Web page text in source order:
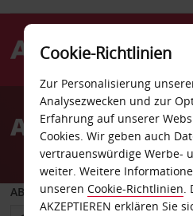
Avis
ABHOLEN VON
Cookie-Richtlinien
Zur Personalisierung
Analysezwecken und zur
Erfahrung auf unserer
Cookies. Wir geben auch
vertrauenswürdige Werbe-
weiter. Weitere
unseren Cookie-Richtlinien.
AKZEPTIEREN erklären Sie